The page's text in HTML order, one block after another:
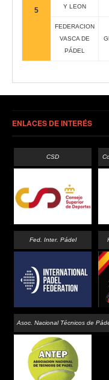
5
Y LEON
FEDERACION
VASCA DE
PÁDEL
ENLACES DE INTERÉS
CSD
Fed. Inter. Pádel
Asoc. Nacional Técnicos de